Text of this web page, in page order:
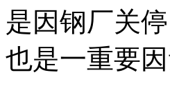
是因钢厂关
也是一重要因